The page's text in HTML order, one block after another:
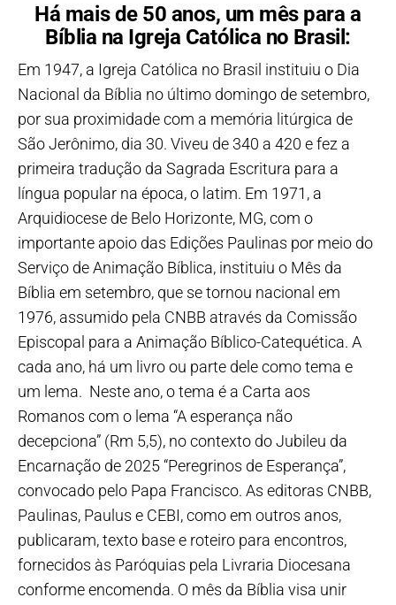
Há mais de 50 anos, um mês para a
Bíblia na Igreja Católica no Brasil:
Em 1947, a Igreja Católica no Brasil instituiu o Dia
Nacional da Bíblia no último domingo de setembro,
por sua proximidade com a memória litúrgica de
São Jerônimo, dia 30. Viveu de 340 a 420 e fez a
primeira tradução da Sagrada Escritura para a
língua popular na época, o latim. Em 1971, a
Arquidiocese de Belo Horizonte, MG, com o
importante apoio das Edições Paulinas por meio do
Serviço de Animação Bíblica, instituiu o Mês da
Bíblia em setembro, que se tornou nacional em
1976, assumido pela CNBB através da Comissão
Episcopal para a Animação Bíblico-Catequética. A
cada ano, há um livro ou parte dele como tema e
um lema. Neste ano, o tema é a Carta aos
Romanos com o lema “A esperança não
decepciona” (Rm 5,5), no contexto do Jubileu da
Encarnação de 2025 “Peregrinos de Esperança”,
convocado pelo Papa Francisco. As editoras CNBB,
Paulinas, Paulus e CEBI, como em outros anos,
publicaram, texto base e roteiro para encontros,
fornecidos às Paróquias pela Livraria Diocesana
conforme encomenda. O mês da Bíblia visa unir